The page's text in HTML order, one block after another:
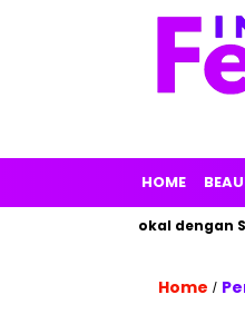
HOME
Parfum Lokal dengan
Home /